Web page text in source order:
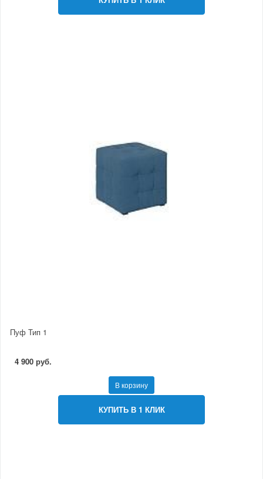
Пуф Тип 1
4 900 руб.
В корзину
КУПИТЬ В 1 КЛИК